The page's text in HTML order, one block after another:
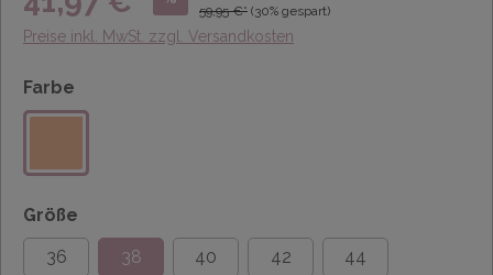
59,95 €* (30% gespart)
Preise inkl. MwSt. zzgl. Versandkosten
Farbe
Größe
36
38 40 42 44